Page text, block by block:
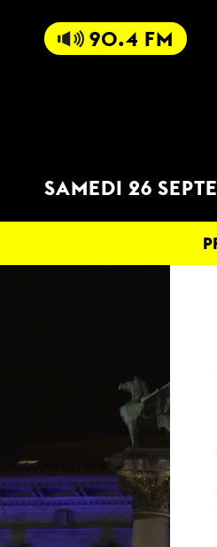
90.4 FM
SAMEDI 26